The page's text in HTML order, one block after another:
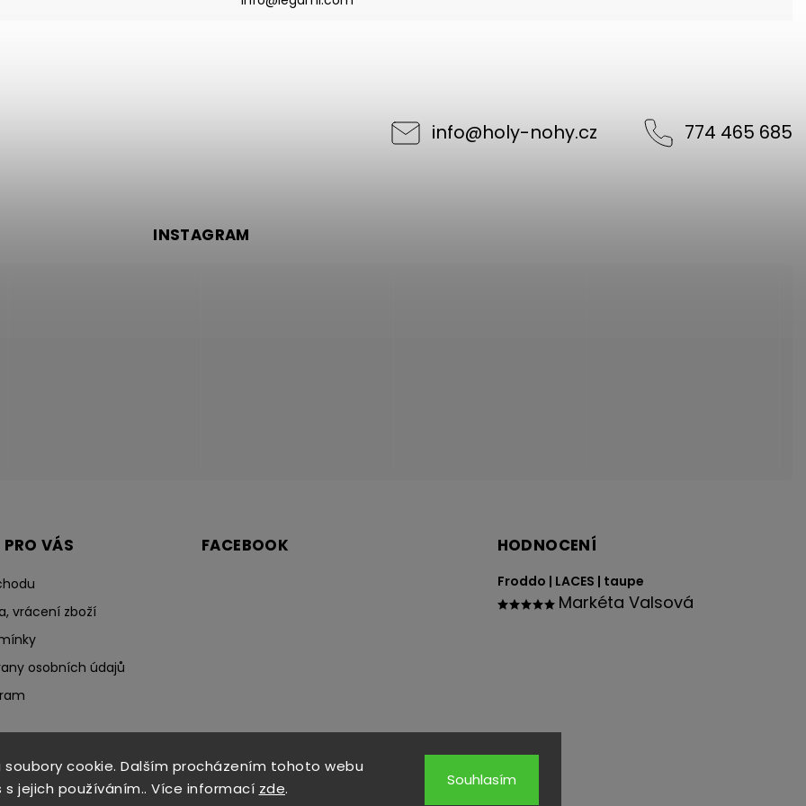
cookie. Dalším procházením tohoto webu
jejich používáním.. Více informací zde. Souhlasím
info@holy-nohy.cz 774 465 685
VÁS
vrácení zboží
osobních údajů
FACEBOOK
INSTAGRAM
HODNOCENÍ
Froddo | LACES | taupe
Markéta Valsová
Copyright 2026 HOLY NOHY. Všechna práva vyhrazena.